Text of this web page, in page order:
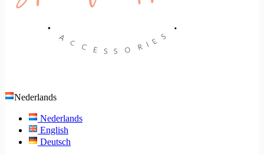
Nederlands
Nederlands
English
Deutsch